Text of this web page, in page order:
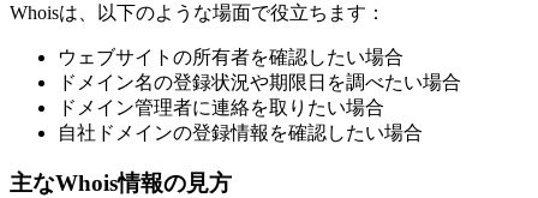
Whoisは、以下のような場面で役立ちます：
ウェブサイトの所有者を確認したい場合
ドメイン名の登録状況や期限日を調べたい場合
ドメイン管理者に連絡を取りたい場合
自社ドメインの登録情報を確認したい場合
主なWhois情報の見方